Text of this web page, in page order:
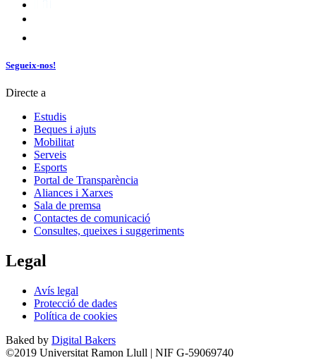
Segueix-nos!
Directe a
Estudis
Beques i ajuts
Mobilitat
Serveis
Esports
Portal de Transparència
Aliances i Xarxes
Sala de premsa
Contactes de comunicació
Consultes, queixes i suggeriments
Legal
Avís legal
Protecció de dades
Política de cookies
Baked by Digital Bakers
©2019 Universitat Ramon Llull | NIF G-59069740